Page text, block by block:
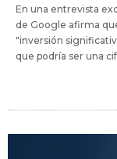
En una entrevista
de Google afirma
"inversión
que podría ser una